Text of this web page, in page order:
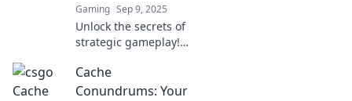
Gaming Sep 9, 2025
Unlock the secrets of
strategic gameplay!
outsmart opponents
in every round with
Cache
Conundrums: Your